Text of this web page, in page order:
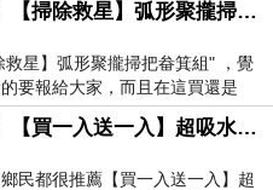
【最近流行產品】【掃除救星】弧形聚攏掃把畚箕組- 送禮新上市
星】弧形聚攏掃把畚箕組" ，覺
要報給大家，而且在這買還是
【本周活動折扣】【買一入送一入】超吸水珪藻土地墊 (顏色任選) 共- 選購指南暢銷排行
民都很推薦【買一入送一入】超